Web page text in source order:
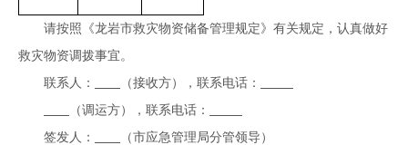
请按照《龙岩市救灾物资储备管理规定》有关规定，认真做好
救灾物资调拨事宜。
联系人：
（接收方），联系电话：
（调运方），联系电话：
签发人：
（市应急管理局分管领导）